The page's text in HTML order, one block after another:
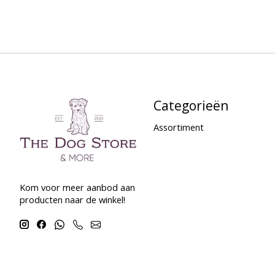
Kom voor meer aanbod aan
producten naar de winkel!
Categorieën
Assortiment